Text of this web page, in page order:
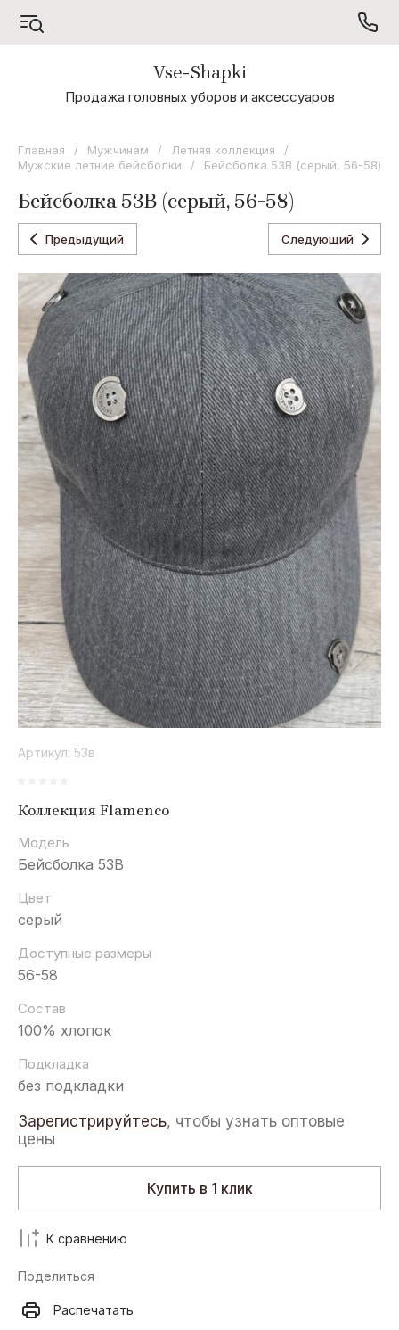
А - Я
Odyssey
Oxygon
Коллекция
Flamenco
Коллекция
Noryalli
Коллекция
Dispacci
Коллекция
Wag
Concept
Коллекция
Paola
Belleza
Vse-Shapki
Продажа головных уборов и аксессуаров
Главная / Мужчинам / Летняя коллекция
/
Мужские летние бейсболки
/ Бейсболка 53B (серый, 56-58)
Бейсболка 53B (серый, 56-58)
Предыдущий Следующий
Артикул: 53в
Коллекция Flamenco
Модель
Бейсболка 53B
Цвет
серый
Доступные размеры
56-58
Состав
100% хлопок
Подкладка
без подкладки
Зарегистрируйтесь, чтобы узнать оптовые
цены
Купить в 1 клик
К сравнению
Поделиться
Распечатать